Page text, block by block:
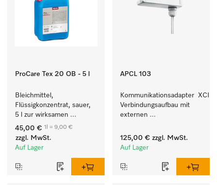
ProCare Tex 20 OB - 5 l
Bleichmittel,
Flüssigkonzentrat, sauer,
5 l zur wirksamen
Entfernung von
hartnäckigen Flecken.
45,00 € 1l = 9,00 €
zzgl. MwSt.
Auf Lager
APCL 103
Kommunikationsadapter  XCI
Verbindungsaufbau mit
externen
125,00 € zzgl. MwSt.
Auf Lager